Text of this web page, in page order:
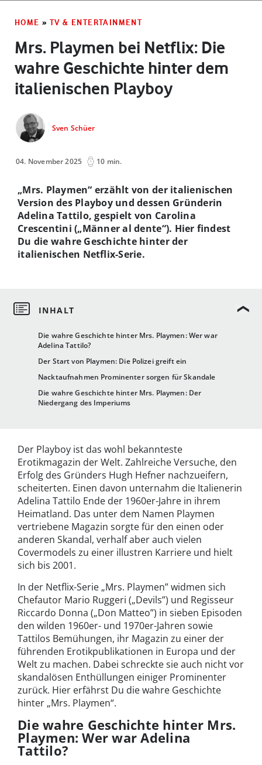
HOME » TV & ENTERTAINMENT
Mrs. Playmen bei Netflix: Die
wahre Geschichte hinter dem
italienischen Playboy
Sven Schüer
04. November 2025 10 min.
Die wahre Geschichte hinter Mrs. Playmen: Wer war
Adelina Tattilo?
Der Start von Playmen: Die Polizei greift ein
Nacktaufnahmen Prominenter sorgen für Skandale
Die wahre Geschichte hinter Mrs. Playmen: Der
Niedergang des Imperiums
„Mrs. Playmen“ erzählt von der italienischen
Version des Playboy und dessen Gründerin
Adelina Tattilo, gespielt von Carolina
Crescentini („Männer al dente“). Hier findest
Du die wahre Geschichte hinter der
italienischen Netflix-Serie.
Der Playboy ist das wohl bekannteste
Erotikmagazin der Welt. Zahlreiche Versuche, den
Erfolg des Gründers Hugh Hefner nachzueifern,
scheiterten. Einen davon unternahm die Italienerin
Adelina Tattilo Ende der 1960er-Jahre in ihrem
Heimatland. Das unter dem Namen Playmen
vertriebene Magazin sorgte für den einen oder
anderen Skandal, verhalf aber auch vielen
Covermodels zu einer illustren Karriere und hielt
sich bis 2001.
In der Netflix-Serie „Mrs. Playmen” widmen sich
Chefautor Mario Ruggeri („Devils”) und Regisseur
Riccardo Donna („Don Matteo”) in sieben Episoden
den wilden 1960er- und 1970er-Jahren sowie
Tattilos Bemühungen, ihr Magazin zu einer der
führenden Erotikpublikationen in Europa und der
Welt zu machen. Dabei schreckte sie auch nicht vor
skandalösen Enthüllungen einiger Prominenter
zurück. Hier erfährst Du die wahre Geschichte
hinter „Mrs. Playmen“.
Die wahre Geschichte hinter Mrs.
Playmen: Wer war Adelina
Tattilo?